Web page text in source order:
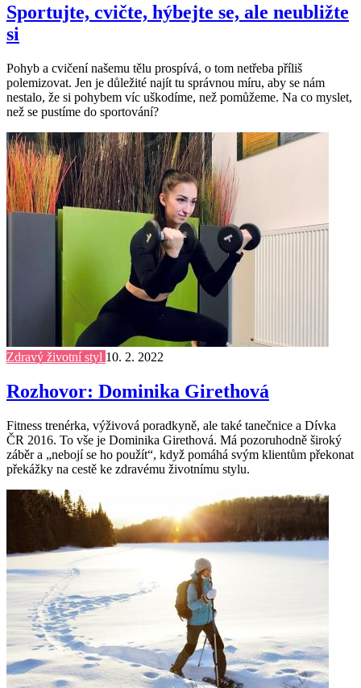
Sportujte, cvičte, hýbejte se, ale neubližte
si
Pohyb a cvičení našemu tělu prospívá, o tom netřeba příliš
polemizovat. Jen je důležité najít tu správnou míru, aby se nám
nestalo, že si pohybem víc uškodíme, než pomůžeme. Na co myslet,
než se pustíme do sportování?
Zdravý životní styl 10. 2. 2022
Rozhovor: Dominika Girethová
Fitness trenérka, výživová poradkyně, ale také tanečnice a Dívka
ČR 2016. To vše je Dominika Girethová. Má pozoruhodně široký
záběr a „nebojí se ho použít“, když pomáhá svým klientům překonat
překážky na cestě ke zdravému životnímu stylu.